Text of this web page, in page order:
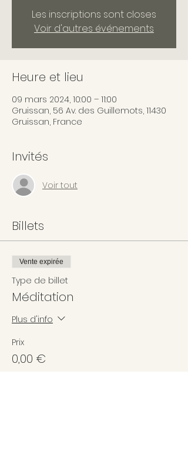
Les inscriptions sont closes
Voir d'autres événements
Heure et lieu
09 mars 2024, 10:00 – 11:00
Gruissan, 56 Av. des Guillemots, 11430
Gruissan, France
Invités
Voir tout
Billets
Vente expirée
Type de billet
Méditation
Plus d'info
Prix
0,00 €